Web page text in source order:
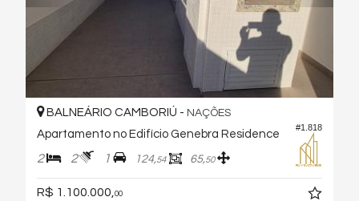
#1.818
BALNEÁRIO CAMBORIÚ - NAÇÕES
Apartamento no Edifício Genebra Residence
2 2 1 124,54 65,50
R$ 1.100.000,00